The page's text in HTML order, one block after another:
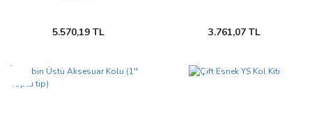
5.570,19 TL 3.761,07 TL